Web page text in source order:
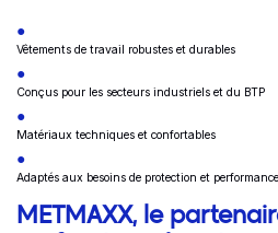
Vêtements de travail robustes et durables
Conçus pour les secteurs industriels et du BTP
Matériaux techniques et confortables
Adaptés aux besoins de protection et performance
METMAXX, le